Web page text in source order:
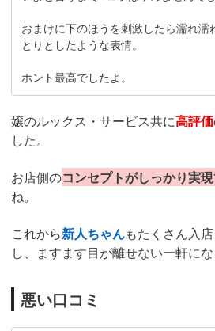
おまけに下のほうを刺激したら濡れ濡
とりとしたような表情。
ホント最高でしたよ。
嬢のルックス・サービス共に高評
した。
お店側のコンセプトがしっかり実
ね。
これから新人ちゃんもたくさん入
し、ますます目が離せない一軒にな
悪い口コミ